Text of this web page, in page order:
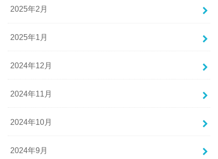
2025年2月
2025年1月
2024年12月
2024年11月
2024年10月
2024年9月